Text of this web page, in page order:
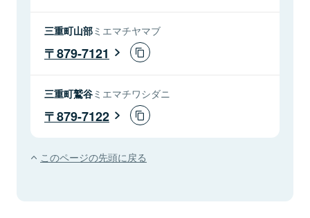
三重町山部ミエマチヤマブ
879-7121
三重町鷲谷ミエマチワシダニ
879-7122
このページの先頭に戻る